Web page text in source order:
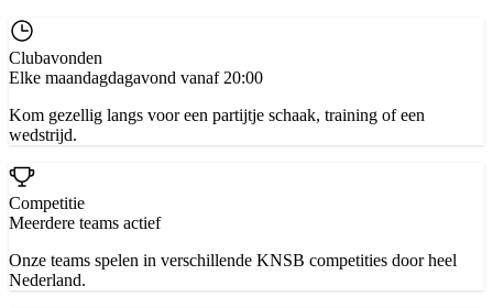
Clubavonden
Elke maandagdagavond vanaf 20:00
Kom gezellig langs voor een partijtje schaak, training of een
wedstrijd.
Competitie
Meerdere teams actief
Onze teams spelen in verschillende KNSB competities door heel
Nederland.